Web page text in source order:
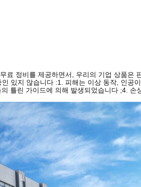
료 정비를 제공하면서, 우리의 기업 상품
있지 않습니다 :1. 피해는 이상 동작, 인
틀린 가이드에 의해 발생되었습니다 ;4.